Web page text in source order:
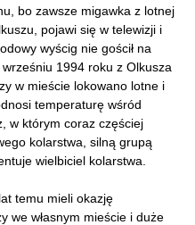
bo zawsze migawka z lotnej
pojawi się w telewizji i
wyścig nie gościł na
1994 roku z Olkusza
w mieście lokowano lotne i
temperaturę wśród
w którym coraz częściej
kolarstwa, silną grupą
wielbiciel kolarstwa.
temu mieli okazję
we własnym mieście i duże